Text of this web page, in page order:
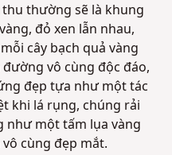
thường sẽ là khung
đỏ xen lẫn nhau,
cây bạch quả vàng
vô cùng độc đáo,
đẹp tựa như một tác
khi lá rụng, chúng rải
như một tấm lụa vàng
cùng đẹp mắt.